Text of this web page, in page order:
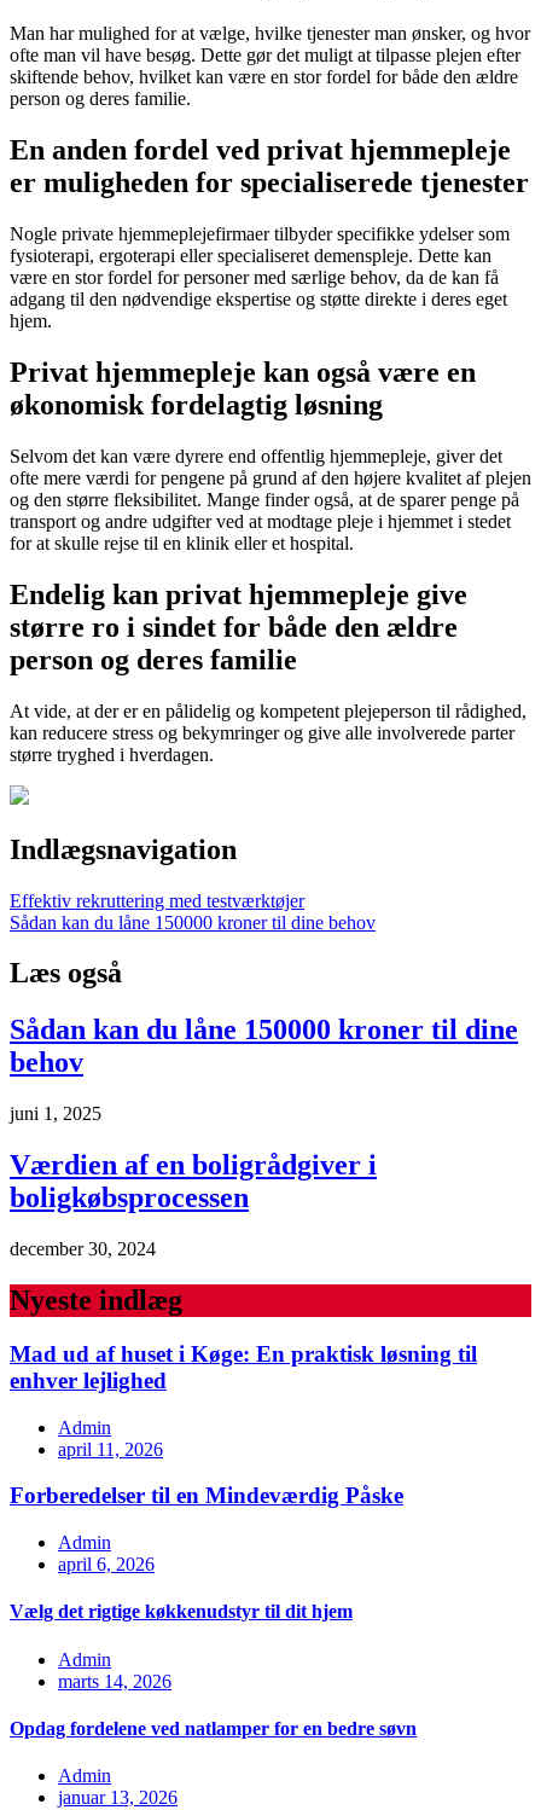
Man har mulighed for at vælge, hvilke tjenester man ønsker, og hvor
ofte man vil have besøg. Dette gør det muligt at tilpasse plejen efter
skiftende behov, hvilket kan være en stor fordel for både den ældre
person og deres familie.
En anden fordel ved privat hjemmepleje
er muligheden for specialiserede tjenester
Nogle private hjemmeplejefirmaer tilbyder specifikke ydelser som
fysioterapi, ergoterapi eller specialiseret demenspleje. Dette kan
være en stor fordel for personer med særlige behov, da de kan få
adgang til den nødvendige ekspertise og støtte direkte i deres eget
hjem.
Privat hjemmepleje kan også være en
økonomisk fordelagtig løsning
Selvom det kan være dyrere end offentlig hjemmepleje, giver det
ofte mere værdi for pengene på grund af den højere kvalitet af plejen
og den større fleksibilitet. Mange finder også, at de sparer penge på
transport og andre udgifter ved at modtage pleje i hjemmet i stedet
for at skulle rejse til en klinik eller et hospital.
Endelig kan privat hjemmepleje give
større ro i sindet for både den ældre
person og deres familie
At vide, at der er en pålidelig og kompetent plejeperson til rådighed,
kan reducere stress og bekymringer og give alle involverede parter
større tryghed i hverdagen.
Indlægsnavigation
Effektiv rekruttering med testværktøjer
Sådan kan du låne 150000 kroner til dine behov
Læs også
Sådan kan du låne 150000 kroner til dine
behov
juni 1, 2025
Værdien af en boligrådgiver i
boligkøbsprocessen
december 30, 2024
Nyeste indlæg
Mad ud af huset i Køge: En praktisk løsning til
enhver lejlighed
Admin
april 11, 2026
Forberedelser til en Mindeværdig Påske
Admin
april 6, 2026
Vælg det rigtige køkkenudstyr til dit hjem
Admin
marts 14, 2026
Opdag fordelene ved natlamper for en bedre søvn
Admin
januar 13, 2026